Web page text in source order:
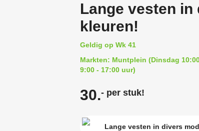
Lange vesten in
kleuren!
Geldig op Wk 41
Markten: Muntplein (Dinsdag
9:00 - 17:00 uur)
30.- per stuk!
Lange vesten in divers